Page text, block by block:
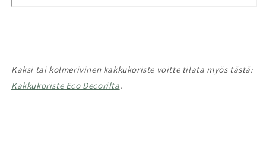
Kaksi tai kolmerivinen kakkukoriste voitte tilata myös tästä:
Kakkukoriste Eco Decorilta.